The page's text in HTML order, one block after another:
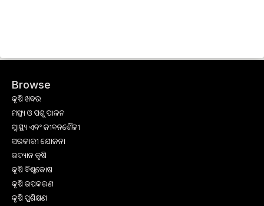
Browse
କୃଷି ଖବର
ମତ୍ସ୍ୟ ଓ ପଶୁ ପାଳନ
ସ୍ୱାସ୍ଥ୍ୟ ଏବଂ ଜୀବନଶୈଳୀ
ସରକାରୀ ଯୋଜନା
ଉଦ୍ୟାନ କୃଷି
କୃଷି ବିଶ୍ବକୋଷ
କୃଷି ଉପକରଣ
କୃଷି ପ୍ରଶିକ୍ଷଣ